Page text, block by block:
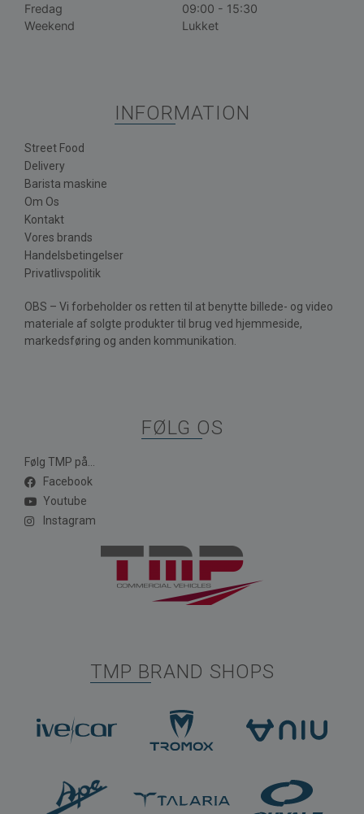
Fredag
09:00 - 15:30
Weekend
Lukket
INFORMATION
Street Food
Delivery
Barista maskine
Om Os
Kontakt
Vores brands
Handelsbetingelser
Privatlivspolitik
OBS – Vi forbeholder os retten til at benytte billede- og video
materiale af solgte produkter til brug ved hjemmeside,
markedsføring og anden kommunikation.
FØLG OS
Følg TMP på...
Facebook
Youtube
Instagram
TMP BRAND SHOPS